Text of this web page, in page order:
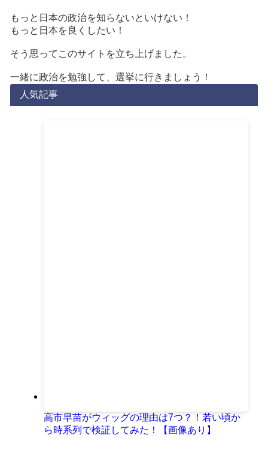
もっと日本の政治を知らないといけない！
もっと日本を良くしたい！
そう思ってこのサイトを立ち上げました。
一緒に政治を勉強して、選挙に行きましょう！
人気記事
高市早苗がウィッグの理由は7つ？！若い頃か
ら時系列で検証してみた！【画像あり】